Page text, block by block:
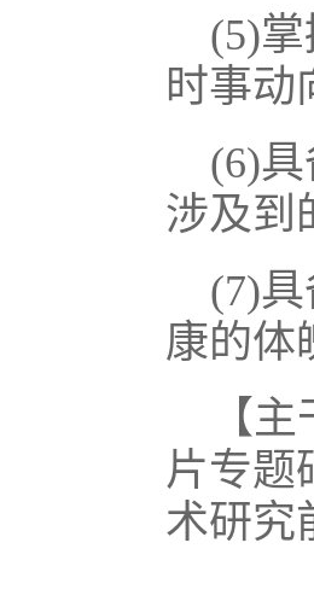
(5)
时事动
(6)
涉及到
(7)
康的体
【
片专题
术研究